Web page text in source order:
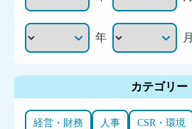
年 月
カテゴリー
経営・財務 人事 CSR・環境